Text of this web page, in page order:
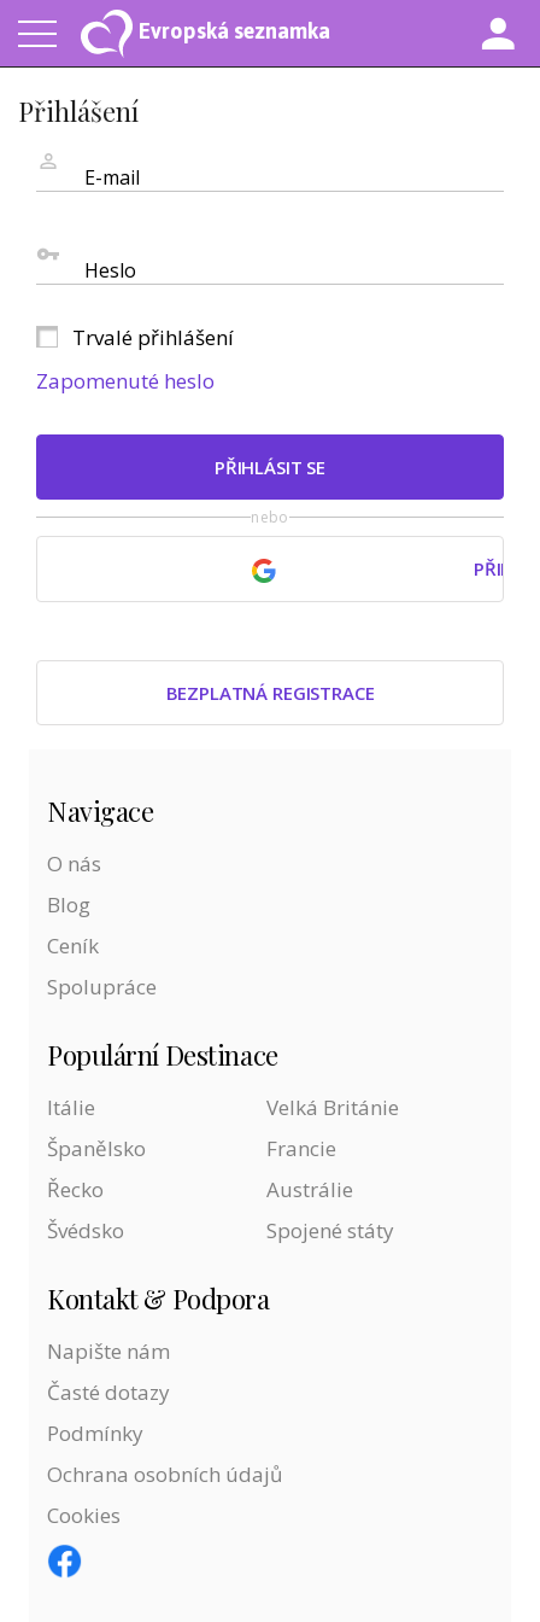
Evropská seznamka
Přihlášení
E-mail
Heslo
Trvalé přihlášení
Zapomenuté heslo
PŘIHLÁSIT SE
nebo
BEZPLATNÁ REGISTRACE
Navigace
O nás
Blog
Ceník
Spolupráce
Populární Destinace
Itálie
Španělsko
Řecko
Švédsko
Velká Británie
Francie
Austrálie
Spojené státy
Kontakt & Podpora
Napište nám
Časté dotazy
Podmínky
Ochrana osobních údajů
Cookies